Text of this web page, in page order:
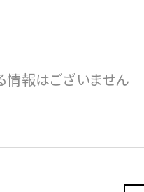
情報はございません